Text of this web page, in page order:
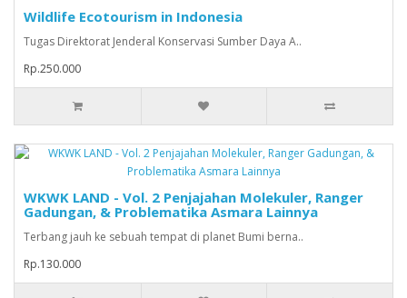
Wildlife Ecotourism in Indonesia
Tugas Direktorat Jenderal Konservasi Sumber Daya A..
Rp.250.000
WKWK LAND - Vol. 2 Penjajahan Molekuler, Ranger
Gadungan, & Problematika Asmara Lainnya
Terbang jauh ke sebuah tempat di planet Bumi berna..
Rp.130.000